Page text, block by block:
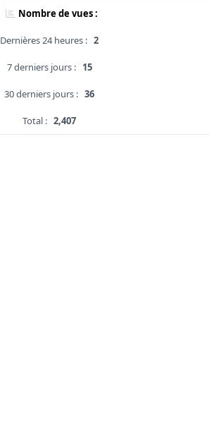
Nombre de vues :
Dernières 24 heures : 2
7 derniers jours : 15
30 derniers jours : 36
Total : 2,407